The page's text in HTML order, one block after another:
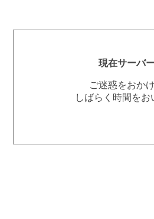
現在サーバ
ご迷惑をおか
しばらく時間を